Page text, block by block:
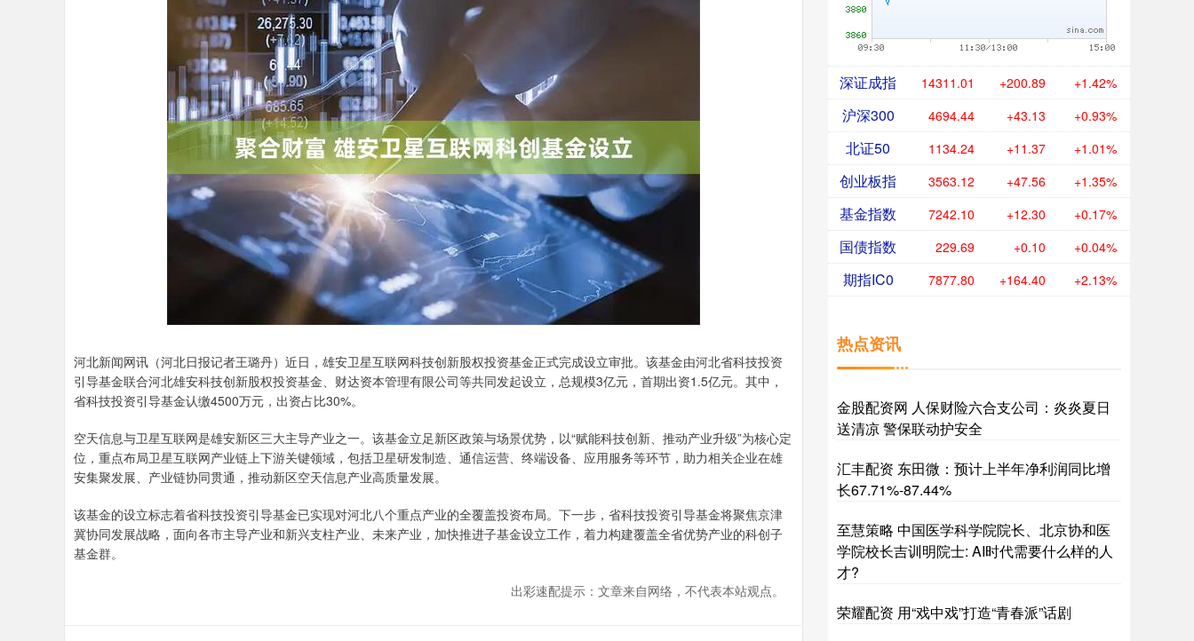
河北新闻网讯（河北日报记者王璐丹）近日，雄安卫星互联网科技创新股权投资基金正式完成设立审批。该基金由河北省科技投资
引导基金联合河北雄安科技创新股权投资基金、财达资本管理有限公司等共同发起设立，总规模3亿元，首期出资1.5亿元。其中，
省科技投资引导基金认缴4500万元，出资占比30%。
空天信息与卫星互联网是雄安新区三大主导产业之一。该基金立足新区政策与场景优势，以“赋能科技创新、推动产业升级”为核心定
位，重点布局卫星互联网产业链上下游关键领域，包括卫星研发制造、通信运营、终端设备、应用服务等环节，助力相关企业在雄
安集聚发展、产业链协同贯通，推动新区空天信息产业高质量发展。
该基金的设立标志着省科技投资引导基金已实现对河北八个重点产业的全覆盖投资布局。下一步，省科技投资引导基金将聚焦京津
冀协同发展战略，面向各市主导产业和新兴支柱产业、未来产业，加快推进子基金设立工作，着力构建覆盖全省优势产业的科创子
基金群。
出彩速配提示：文章来自网络，不代表本站观点。
深证成指 14311.01 +200.89 +1.42%
沪深300 4694.44 +43.13 +0.93%
北证50 1134.24 +11.37 +1.01%
创业板指 3563.12 +47.56 +1.35%
基金指数 7242.10 +12.30 +0.17%
国债指数 229.69 +0.10 +0.04%
期指IC0 7877.80 +164.40 +2.13%
热点资讯
金股配资网 人保财险六合支公司：炎炎夏日
送清凉 警保联动护安全
汇丰配资 东田微：预计上半年净利润同比增
长67.71%-87.44%
至慧策略 中国医学科学院院长、北京协和医
学院校长吉训明院士: AI时代需要什么样的人
才?
荣耀配资 用“戏中戏”打造“青春派”话剧